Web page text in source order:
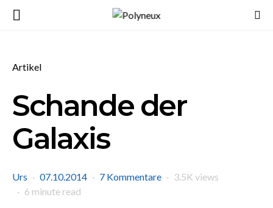
Artikel
Schande der
Galaxis
Urs 07.10.2014 7 Kommentare
3.5K views
6 minute read